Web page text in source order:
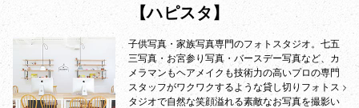
【ハピスタ】
子供写真・家族写真専門のフォトスタジオ。七五
三写真・お宮参り写真・バースデー写真など、カ
メラマンもヘアメイクも技術力の高いプロの専門
スタッフがワクワクするような貸し切りフォトス
タジオで自然な笑顔溢れる素敵なお写真を撮影い